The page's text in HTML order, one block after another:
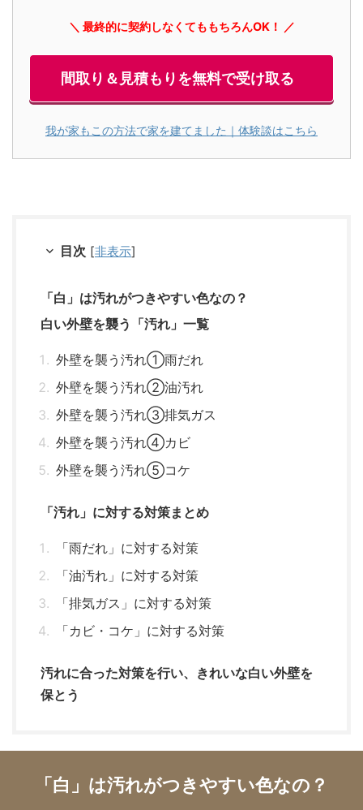
＼ 最終的に契約しなくてももちろんOK！ ／
間取り＆見積もりを無料で受け取る
我が家もこの方法で家を建てました｜体験談はこちら
目次 [非表示]
「白」は汚れがつきやすい色なの？
白い外壁を襲う「汚れ」一覧
外壁を襲う汚れ①雨だれ
外壁を襲う汚れ②油汚れ
外壁を襲う汚れ③排気ガス
外壁を襲う汚れ④カビ
外壁を襲う汚れ⑤コケ
「汚れ」に対する対策まとめ
「雨だれ」に対する対策
「油汚れ」に対する対策
「排気ガス」に対する対策
「カビ・コケ」に対する対策
汚れに合った対策を行い、きれいな白い外壁を
保とう
「白」は汚れがつきやすい色なの？